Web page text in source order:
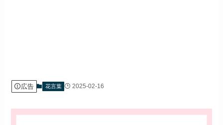
広告 花言葉 2025-02-16